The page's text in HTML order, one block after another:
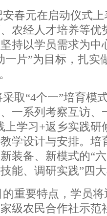
春元在启动仪式
农经人才培养等优
持以学员需求为中
一片”为目标，扎实
取“4个一”培育模
一系列考察互访、
上学习+返乡实践研
学设计与安排。培
装备、新模式的“
能、调研实践”四
重要特点，学员
级农民合作社示范